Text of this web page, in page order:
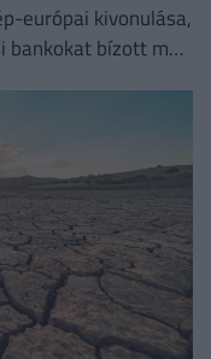
európai kivonulása,
bízott meg